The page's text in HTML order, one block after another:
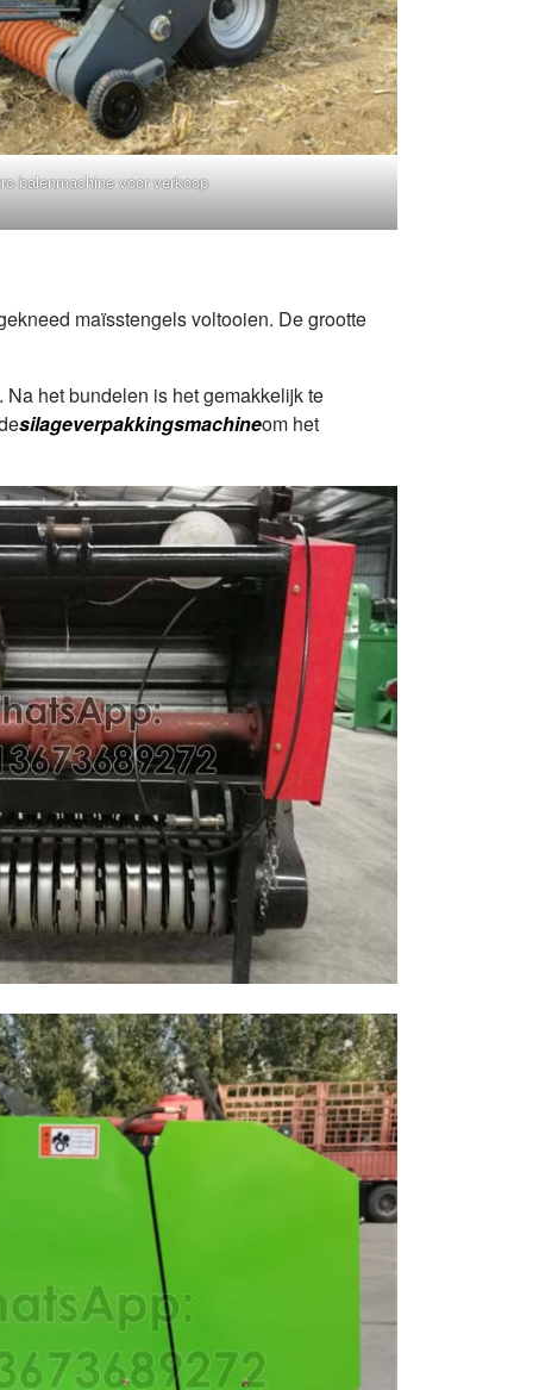
balenmachine voor verkoop
maïsstengels voltooien. De grootte
het bundelen is het gemakkelijk te
silageverpakkingsmachineom het